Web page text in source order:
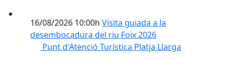
16/08/2026 10:00h Visita guiada a la
desembocadura del riu Foix 2026
Punt d'Atenció Turística Platja Llarga